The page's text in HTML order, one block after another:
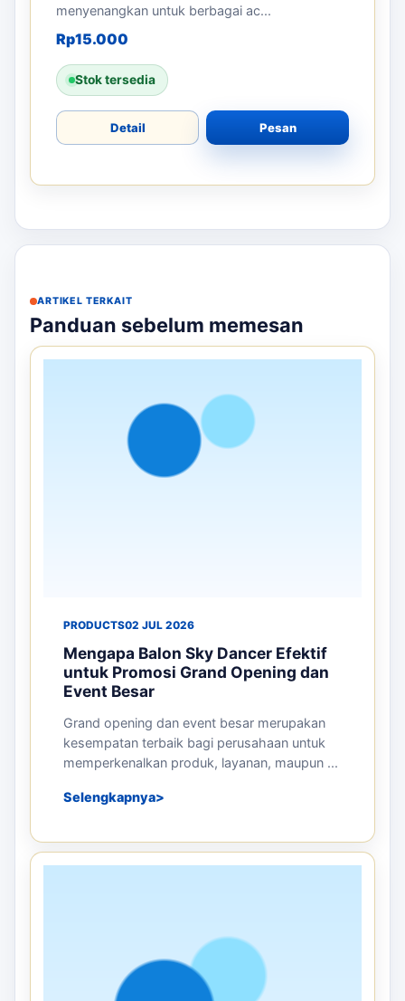
menyenangkan untuk berbagai ac...
Rp15.000
Stok tersedia
Detail Pesan
ARTIKEL TERKAIT
Panduan sebelum memesan
PRODUCTS02 JUL 2026
Mengapa Balon Sky Dancer Efektif
untuk Promosi Grand Opening dan
Event Besar
Grand opening dan event besar merupakan
kesempatan terbaik bagi perusahaan untuk
memperkenalkan produk, layanan, maupun ...
Selengkapnya